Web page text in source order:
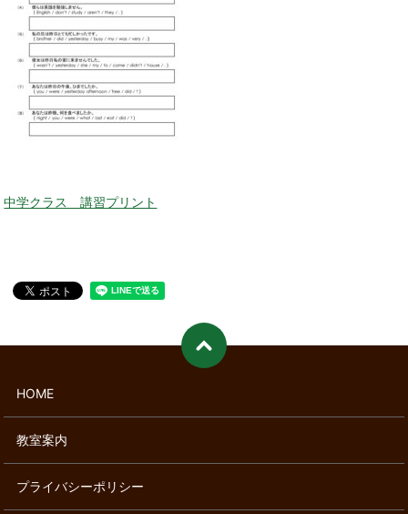
中学クラス 講習プリント
HOME
教室案内
プライバシーポリシー